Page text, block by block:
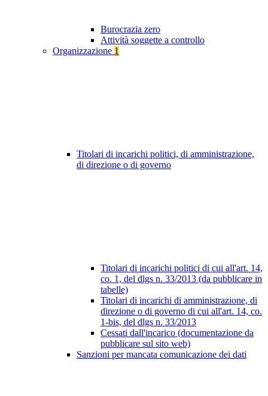
Burocrazia zero
Attività soggette a controllo
Organizzazione 1
Titolari di incarichi politici, di amministrazione,
di direzione o di governo
Titolari di incarichi politici di cui all'art. 14,
co. 1, del dlgs n. 33/2013 (da pubblicare in
tabelle)
Titolari di incarichi di amministrazione, di
direzione o di governo di cui all'art. 14, co.
1-bis, del dlgs n. 33/2013
Cessati dall'incarico (documentazione da
pubblicare sul sito web)
Sanzioni per mancata comunicazione dei dati